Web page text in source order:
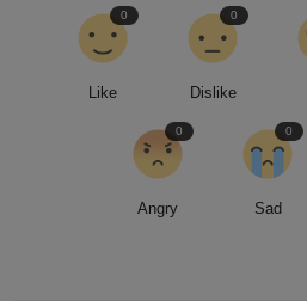
Like
0
Dislike
0
Angry
0
Sad
0